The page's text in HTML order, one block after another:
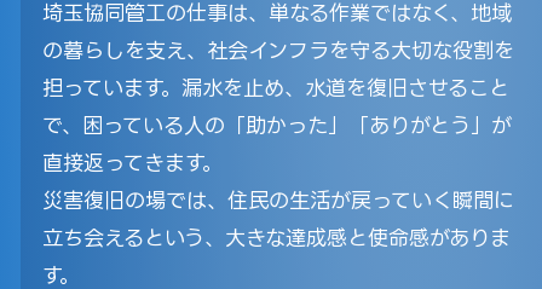
埼玉協同管工の仕事は、単なる作業ではなく、地域
の暮らしを支え、社会インフラを守る大切な役割を
担っています。漏水を止め、水道を復旧させること
で、困っている人の「助かった」「ありがとう」が
直接返ってきます。
災害復旧の場では、住民の生活が戻っていく瞬間に
立ち会えるという、大きな達成感と使命感がありま
す。